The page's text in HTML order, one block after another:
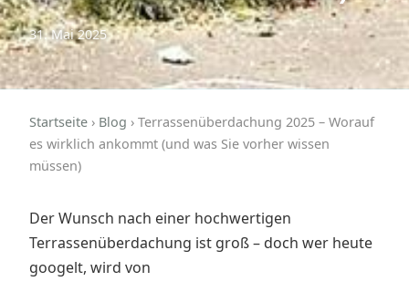
31. Mai 2025
Startseite › Blog › Terrassenüberdachung 2025 – Worauf
es wirklich ankommt (und was Sie vorher wissen
müssen)
Der Wunsch nach einer hochwertigen
Terrassenüberdachung ist groß – doch wer heute
googelt, wird von